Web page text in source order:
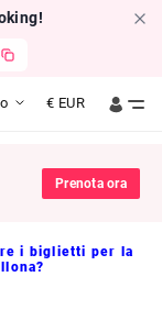
€ EUR
Prenota ora
i biglietti per la